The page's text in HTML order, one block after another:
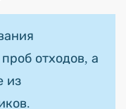
отходов, а
из